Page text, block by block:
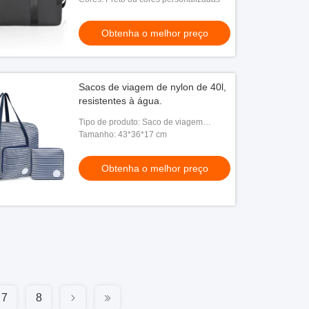
Obtenha o melhor preço
Sacos de viagem de nylon de 40l,
resistentes à água.
Tipo de produto: Saco de viagem
dobrável de nylon à prova d'água
Tamanho: 43*36*17 cm
Obtenha o melhor preço
7 8